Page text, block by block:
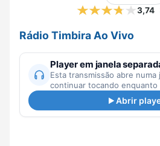
3,74
Rádio Timbira Ao Vivo
Player em janela
Esta transmissão abre numa
continuar tocando enquanto
Abrir